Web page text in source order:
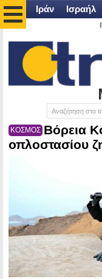
Ιράν Ισραήλ
ΚΟΣΜΟΣ Βόρεια
οπλοστασίου